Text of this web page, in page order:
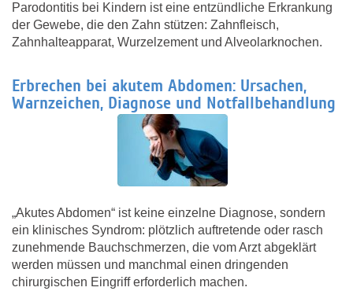
Parodontitis bei Kindern ist eine entzündliche Erkrankung
der Gewebe, die den Zahn stützen: Zahnfleisch,
Zahnhalteapparat, Wurzelzement und Alveolarknochen.
Erbrechen bei akutem Abdomen: Ursachen,
Warnzeichen, Diagnose und Notfallbehandlung
„Akutes Abdomen“ ist keine einzelne Diagnose, sondern
ein klinisches Syndrom: plötzlich auftretende oder rasch
zunehmende Bauchschmerzen, die vom Arzt abgeklärt
werden müssen und manchmal einen dringenden
chirurgischen Eingriff erforderlich machen.